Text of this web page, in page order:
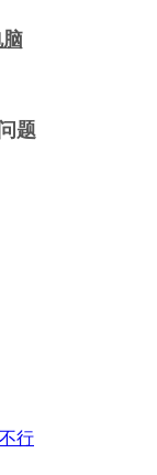
题
行